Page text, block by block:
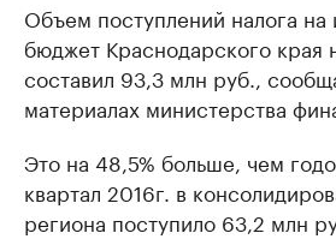
Объем поступлений налога
бюджет Краснодарского края
составил 93,3 млн руб.,
материалах министерства
Это на 48,5% больше, чем
квартал 2016г. в
региона поступило 63,2 млн